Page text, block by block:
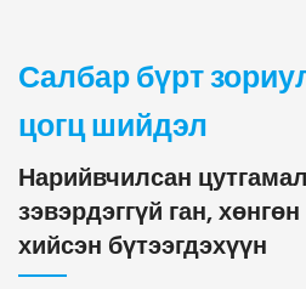
Салбар бүрт
цогц шийдэл
Нарийвчилсан
зэвэрдэггүй ган,
хийсэн бүтээгдэхүүн